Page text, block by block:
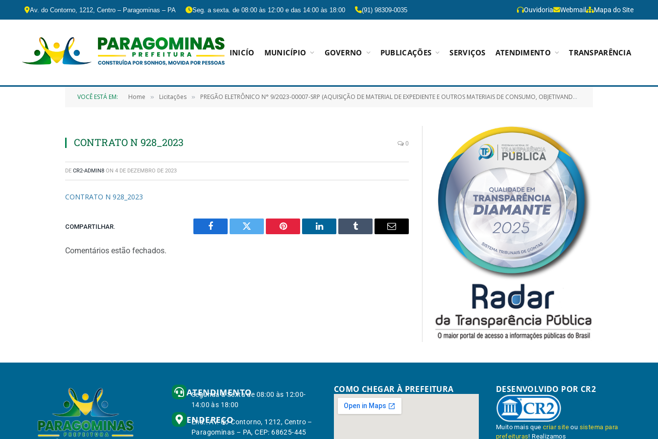
Av. do Contorno, 1212, Centro – Paragominas – PA Seg. a sexta. de 08:00 às 12:00 e das 14:00 às 18:00 (91) 98309-0035 Ouvidoria Webmail Mapa do Site
INICÍO MUNICÍPIO GOVERNO PUBLICAÇÕES SERVIÇOS ATENDIMENTO TRANSPARÊNCIA
VOCÊ ESTÁ EM: Home » Licitações » PREGÃO ELETRÔNICO N° 9/2023-00007-SRP (AQUISIÇÃO DE MATERIAL DE EXPEDIENTE E OUTROS MATERIAIS DE CONSUMO, OBJETIVANDO ATENDER AS SECRETARIAS MUNICIPAIS)
CONTRATO N 928_2023 0
DE CR2-ADMIN8 ON 4 DE DEZEMBRO DE 2023
CONTRATO N 928_2023
COMPARTILHAR.
Facebook Twitter Pinterest LinkedIn Tumblr Email
Comentários estão fechados.
ATENDIMENTO
Segunda à Sexta de 08:00 às 12:00-
14:00 às 18:00
ENDEREÇO
End.: Av. do Contorno, 1212, Centro –
Paragominas – PA, CEP: 68625-445
COMO CHEGAR À PREFEITURA DESENVOLVIDO POR CR2
Muito mais quecriar site ou sistema para
prefeituras! Realizamos